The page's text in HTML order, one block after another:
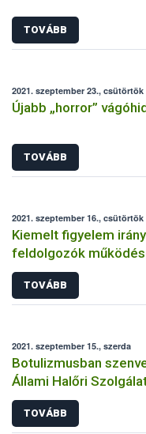
TOVÁBB
2021. szeptember 23., csütörtök
Újabb „horror”
TOVÁBB
2021. szeptember 16., csütörtök
Kiemelt figyelem
feldolgozók
TOVÁBB
2021. szeptember 15., szerda
Botulizmusban
Állami Halőri
TOVÁBB